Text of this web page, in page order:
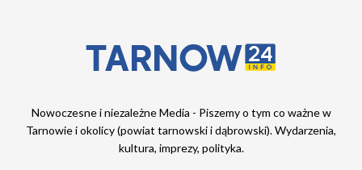
Nowoczesne i niezależne Media - Piszemy o tym co ważne w
Tarnowie i okolicy (powiat tarnowski i dąbrowski). Wydarzenia,
kultura, imprezy, polityka.